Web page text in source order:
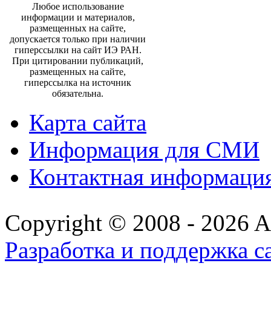
Любое использование
информации и материалов,
размещенных на сайте,
допускается только при наличии
гиперссылки на сайт ИЭ РАН.
При цитировании публикаций,
размещенных на сайте,
гиперссылка на источник
обязательна.
Карта сайта
Информация для СМИ
Контактная
Copyright © 2008 - 2026
Разработка и поддержка